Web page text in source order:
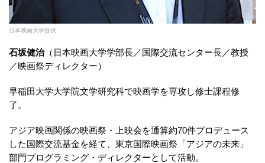
日本映画大学提供
石坂健治（日本映画大学学部長／国際交流センター長／教授
／映画祭ディレクター）
早稲田大学大学院文学研究科で映画学を専攻し修士課程修
了。
アジア映画関係の映画祭・上映会を通算約70件プロデュース
した国際交流基金を経て、東京国際映画祭「アジアの未来」
部門プログラミング・ディレクターとして活動。